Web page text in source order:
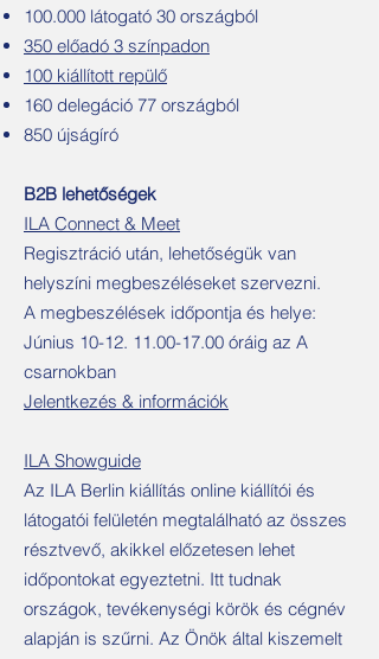
100.000 látogató 30 országból
350 előadó 3 színpadon
100 kiállított repülő
160 delegáció 77 országból
850 újságíró
B2B lehetőségek
ILA Connect & Meet
Regisztráció után, lehetőségük van
helyszíni megbeszéléseket szervezni.
A megbeszélések időpontja és helye:
Június 10-12. 11.00-17.00 óráig az A
csarnokban
Jelentkezés & információk
ILA Showguide
Az ILA Berlin kiállítás online kiállítói és
látogatói felületén megtalálható az összes
résztvevő, akikkel előzetesen lehet
időpontokat egyeztetni. Itt tudnak
országok, tevékenységi körök és cégnév
alapján is szűrni. Az Önök által kiszemelt